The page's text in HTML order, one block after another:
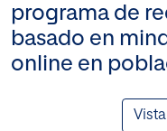
programa de
basado en
online en